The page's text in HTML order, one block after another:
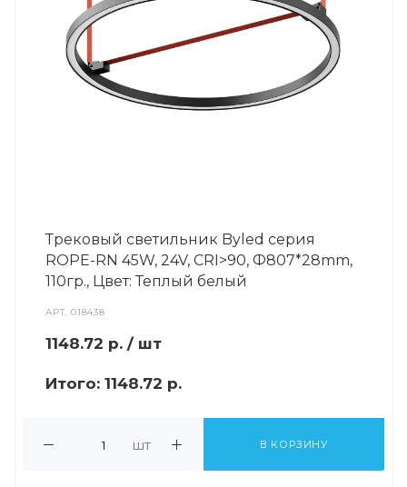
Трековый светильник Byled серия
ROPE-RN 45W, 24V, CRI>90, Ф807*28mm,
110гр., Цвет: Теплый белый
АРТ.018438
1148.72 р. / шт
Итого: 1148.72 р.
шт В КОРЗИНУ